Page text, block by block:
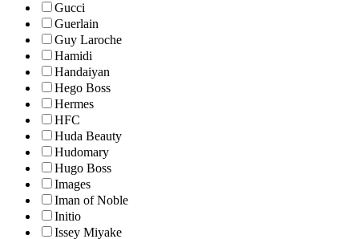
Gucci
Guerlain
Guy Laroche
Hamidi
Handaiyan
Hego Boss
Hermes
HFC
Huda Beauty
Hudomary
Hugo Boss
Images
Iman of Noble
Initio
Issey Miyake